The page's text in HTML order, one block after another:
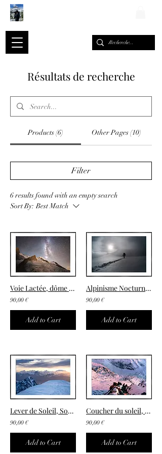
Résultats de recherche
Products (6) Other Pages (10)
Filter
6 results found with an empty search
Sort By: Best Match
Voie Lactée, dôme du Goûter
90,00 €
Add to Cart
Alpinisme Nocturne, Col du Goûter
90,00 €
Add to Cart
Lever de Soleil, Sommet du Mont-Blanc
90,00 €
Add to Cart
Coucher du soleil, Glacier de Bionnassay
90,00 €
Add to Cart